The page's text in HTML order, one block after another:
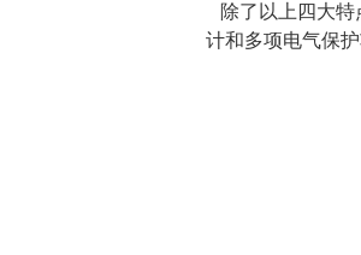
除了以上四大特
计和多项电气保